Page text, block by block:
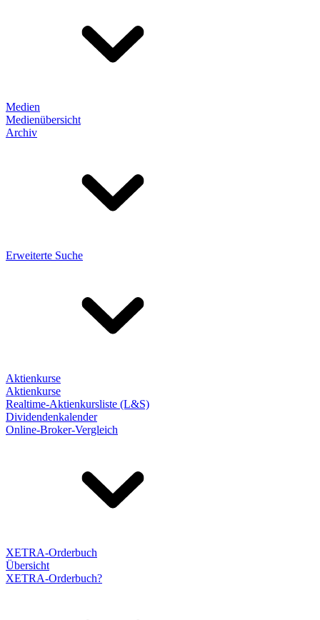
Medien
Medienübersicht
Archiv
Erweiterte Suche
Aktienkurse
Aktienkurse
Realtime-Aktienkursliste (L&S)
Dividendenkalender
Online-Broker-Vergleich
XETRA-Orderbuch
Übersicht
XETRA-Orderbuch?